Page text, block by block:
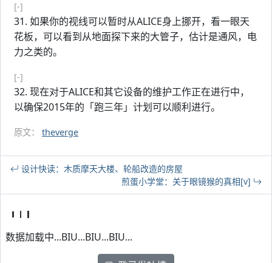
[-]
31. 如果你的视线可以暂时从ALICE身上挪开，看一眼天
花板，可以看到从地面探下来的大管子，估计是通风，电
力之类的。
[-]
32. 现在对于ALICE和其它设备的维护工作正在进行中，
以确保2015年的「跑三年」计划可以顺利进行。
原文： theverge
设计快读：木质摩天大楼、轮船改造的房屋
煎蛋小学堂：关于眼镜猴的真相[v]
数据加载中...BIU...BIU...BIU...